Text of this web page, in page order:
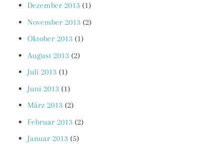
Dezember 2013 (1)
November 2013 (2)
Oktober 2013 (1)
August 2013 (2)
Juli 2013 (1)
Juni 2013 (1)
März 2013 (2)
Februar 2013 (2)
Januar 2013 (5)